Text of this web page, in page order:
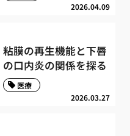
2026.04.09
粘膜の再生機能と下唇
の口内炎の関係を探る
2026.03.27
医療